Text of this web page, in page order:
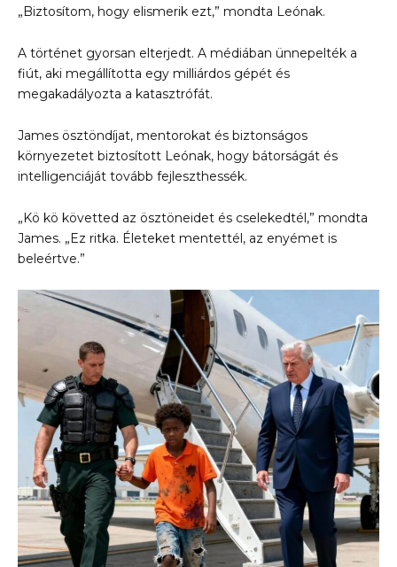
„Biztosítom, hogy elismerik ezt,” mondta Leónak.
A történet gyorsan elterjedt. A médiában ünnepelték a
fiút, aki megállította egy milliárdos gépét és
megakadályozta a katasztrófát.
James ösztöndíjat, mentorokat és biztonságos
környezetet biztosított Leónak, hogy bátorságát és
intelligenciáját tovább fejleszthessék.
„Kö kö követted az ösztöneidet és cselekedtél,” mondta
James. „Ez ritka. Életeket mentettél, az enyémet is
beleértve.”